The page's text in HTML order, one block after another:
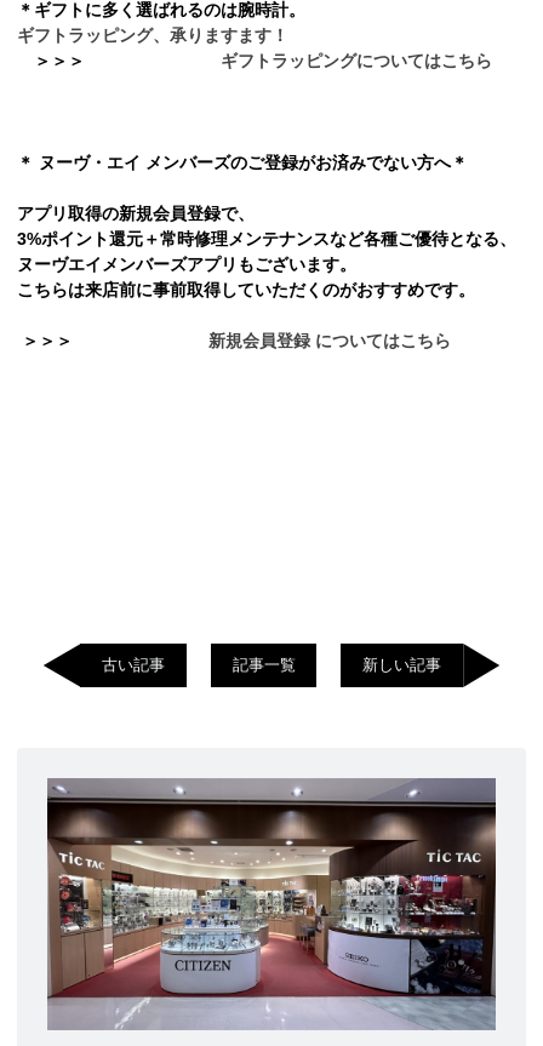
＊ギフトに多く選ばれるのは腕時計。
ギフトラッピング、承りますます！
＞ ＞ ＞ ギフトラッピングについてはこちら
＊ ヌーヴ・エイ メンバーズのご登録がお済みでない方へ＊
アプリ取得の新規会員登録で、
3%ポイント還元＋常時修理メンテナンスなど各種ご優待となる、
ヌーヴエイメンバーズアプリもございます。
こちらは来店前に事前取得していただくのがおすすめです。
＞ ＞ ＞ 新規会員登録 についてはこちら
古い記事 記事一覧 新しい記事